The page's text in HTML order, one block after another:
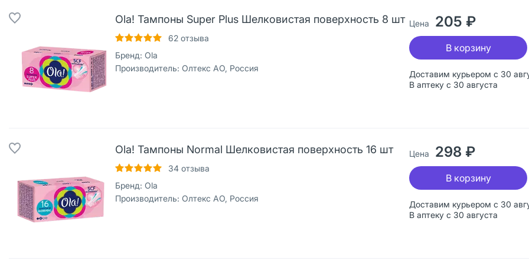
Ola! Тампоны Super Plus Шелковистая поверхность 8 шт
62 отзыва
Бренд: Ola
Производитель: Олтекс АО, Россия
Доставим курьером с 30
В аптеку с 30 августа
Цена 205 ₽
В корзину
Ola! Тампоны Normal Шелковистая поверхность 16 шт
34 отзыва
Бренд: Ola
Производитель: Олтекс АО, Россия
Доставим курьером с 30
В аптеку с 30 августа
Цена 298 ₽
В корзину